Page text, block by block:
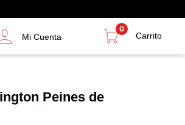
Mi Cuenta
0
Peines de